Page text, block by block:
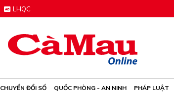
LHQC
CHUYỂN ĐỔI SỐ QUỐC PHÒNG - AN NINH PHÁP LUẬT